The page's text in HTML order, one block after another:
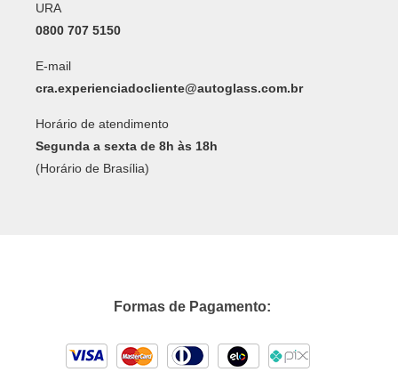
URA
0800 707 5150
E-mail
cra.experienciadocliente@autoglass.com.br
Horário de atendimento
Segunda a sexta de 8h às 18h
(Horário de Brasília)
Formas de Pagamento: